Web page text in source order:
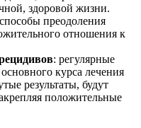
здоровой жизни.
преодоления
отношения к
: регулярные
курса лечения
результаты, будут
положительные